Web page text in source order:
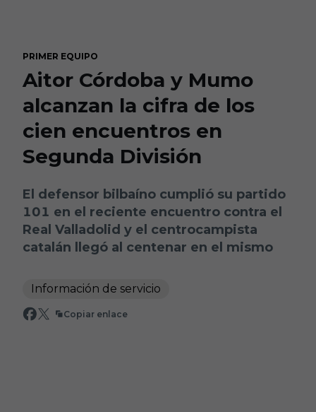
PRIMER EQUIPO
Aitor Córdoba y Mumo
alcanzan la cifra de los
cien encuentros en
Segunda División
El defensor bilbaíno cumplió su partido
101 en el reciente encuentro contra el
Real Valladolid y el centrocampista
catalán llegó al centenar en el mismo
Información de servicio
Copiar enlace